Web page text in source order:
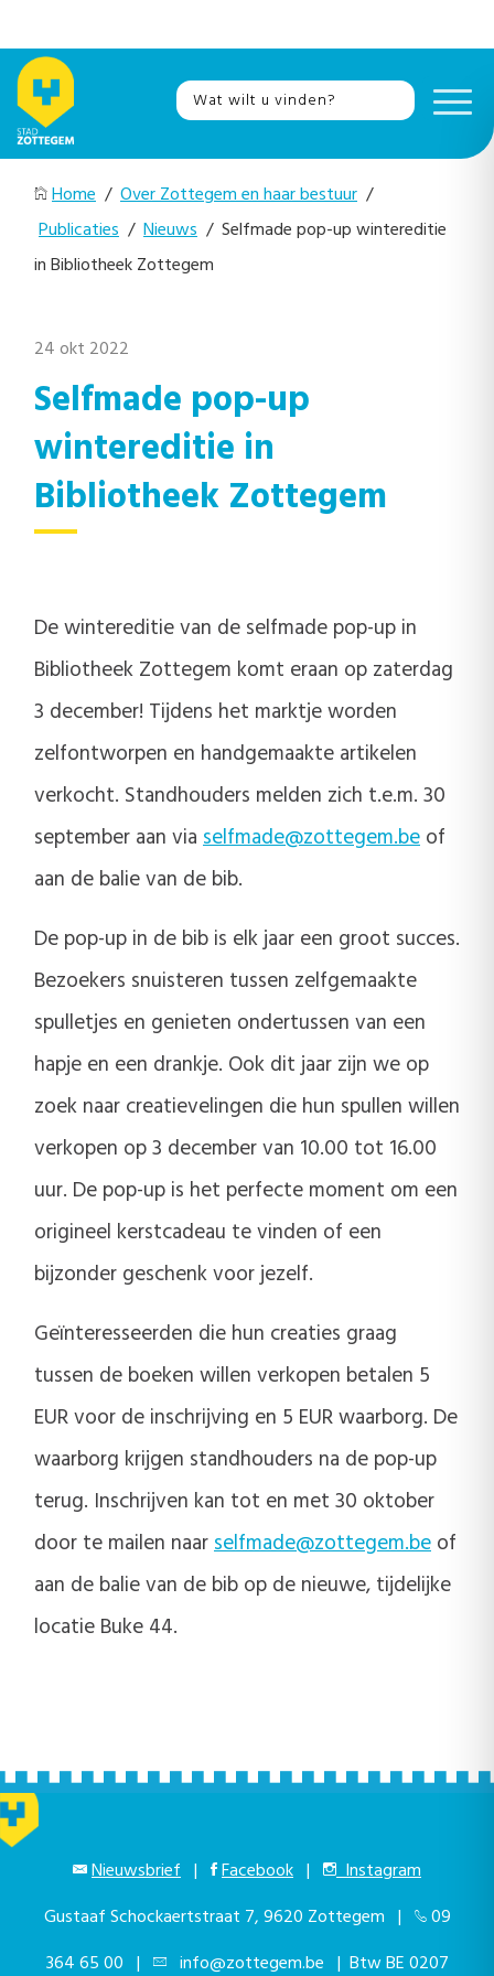
Home / Over Zottegem en haar bestuur /
Publicaties / Nieuws / Selfmade pop-up wintereditie
in Bibliotheek Zottegem
24 okt 2022
Selfmade pop-up
wintereditie in
Bibliotheek Zottegem
De wintereditie van de selfmade pop-up in
Bibliotheek Zottegem komt eraan op zaterdag
3 december! Tijdens het marktje worden
zelfontworpen en handgemaakte artikelen
verkocht. Standhouders melden zich t.e.m. 30
september aan via selfmade@zottegem.be of
aan de balie van de bib.
De pop-up in de bib is elk jaar een groot succes.
Bezoekers snuisteren tussen zelfgemaakte
spulletjes en genieten ondertussen van een
hapje en een drankje. Ook dit jaar zijn we op
zoek naar creatievelingen die hun spullen willen
verkopen op 3 december van 10.00 tot 16.00
uur. De pop-up is het perfecte moment om een
origineel kerstcadeau te vinden of een
bijzonder geschenk voor jezelf.
Geïnteresseerden die hun creaties graag
tussen de boeken willen verkopen betalen 5
EUR voor de inschrijving en 5 EUR waarborg. De
waarborg krijgen standhouders na de pop-up
terug. Inschrijven kan tot en met 30 oktober
door te mailen naarselfmade@zottegem.be of
aan de balie van de bib op de nieuwe, tijdelijke
locatie Buke 44.
Nieuwsbrief | Facebook |
Instagram
Gustaaf Schockaertstraat 7, 9620 Zottegem |
09
364 65 00 | info@zottegem.be | Btw BE 0207